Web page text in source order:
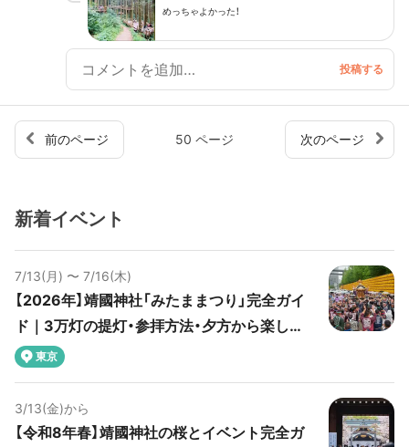
めっちゃよかった！
前のページ 50 ページ 次のページ
新着イベント
7/13(月) 〜 7/16(木)
【2026年】靖國神社「みたままつり」完全ガイ
ド｜3万灯の提灯・参拝方法・夕方から楽しめ
るプランを紹介
東京
3/13(金)から
【令和8年春】靖國神社の桜とイベント完全ガ